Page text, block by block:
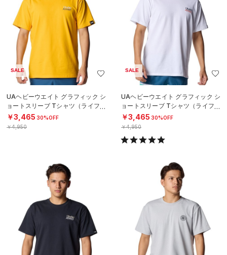
SALE
UAヘビーウエイト グラフィック シ
ョートスリーブ Tシャツ（ライフス
タイル/MEN）
￥3,465 30%OFF
￥4,950
SALE
UAヘビーウエイト グラフィック シ
ョートスリーブ Tシャツ（ライフス
タイル/MEN）
￥3,465 30%OFF
￥4,950